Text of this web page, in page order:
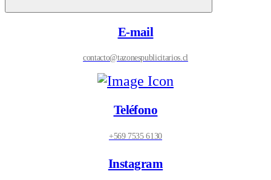
E-mail
contacto@tazonespublicitarios.cl
Teléfono
+569 7535 6130
Instagram